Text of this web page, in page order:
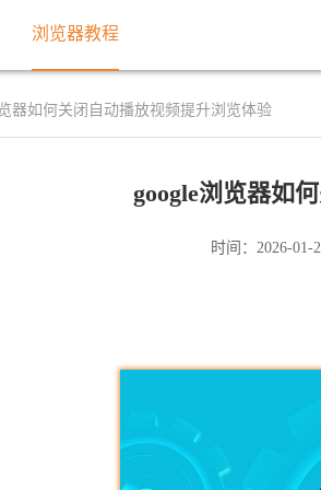
浏览器教程
器如何关闭自动播放视频提升浏览体验
google浏览器如
时间：2026-01-